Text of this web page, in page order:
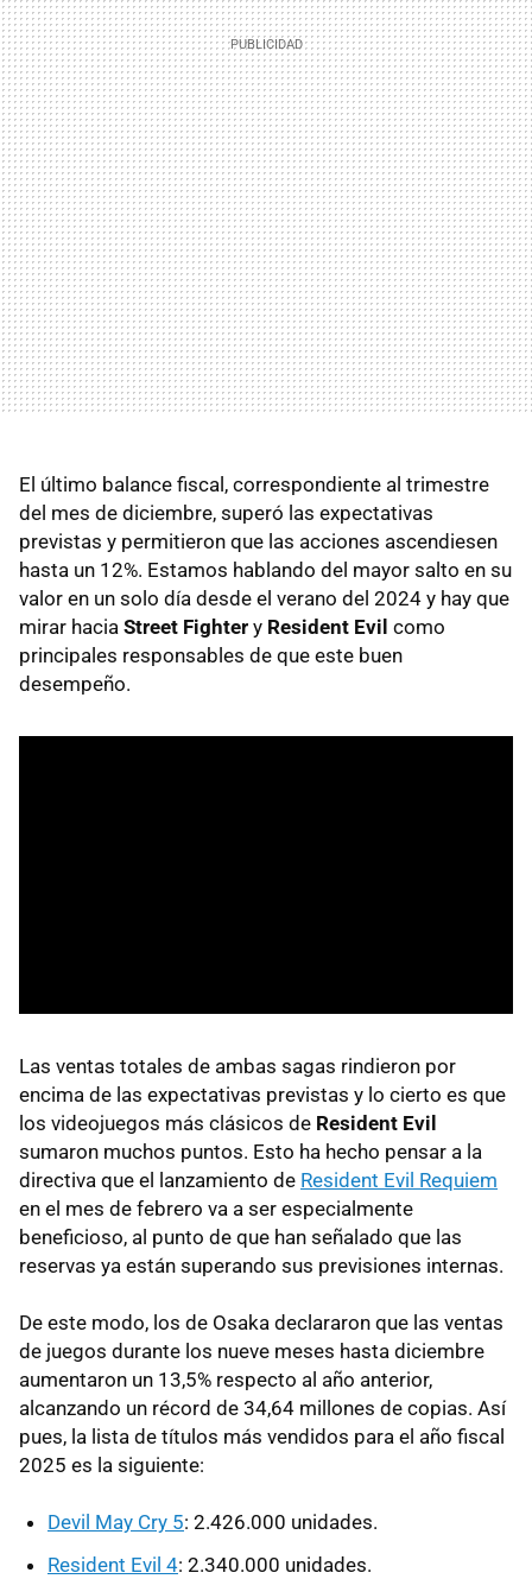
El último balance fiscal, correspondiente al trimestre
del mes de diciembre, superó las expectativas
previstas y permitieron que las acciones ascendiesen
hasta un 12%. Estamos hablando del mayor salto en su
valor en un solo día desde el verano del 2024 y hay que
mirar hacia Street Fighter y Resident Evil como
principales responsables de que este buen
desempeño.
Las ventas totales de ambas sagas rindieron por
encima de las expectativas previstas y lo cierto es que
los videojuegos más clásicos de Resident Evil
sumaron muchos puntos. Esto ha hecho pensar a la
directiva que el lanzamiento de Resident Evil Requiem
en el mes de febrero va a ser especialmente
beneficioso, al punto de que han señalado que las
reservas ya están superando sus previsiones internas.
De este modo, los de Osaka declararon que las ventas
de juegos durante los nueve meses hasta diciembre
aumentaron un 13,5% respecto al año anterior,
alcanzando un récord de 34,64 millones de copias. Así
pues, la lista de títulos más vendidos para el año fiscal
2025 es la siguiente:
Devil May Cry 5: 2.426.000 unidades.
Resident Evil 4: 2.340.000 unidades.